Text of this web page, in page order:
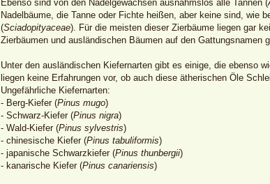
Ebenso sind von den Nadelgewächsen ausnahmslos alle Tannen (
Nadelbäume, die Tanne oder Fichte heißen, aber keine sind, wie
(Sciadopityaceae). Für die meisten dieser Zierbäume liegen gar
Zierbäumen und ausländischen Bäumen auf den Gattungsnamen
Unter den ausländischen Kiefernarten gibt es einige, die ebenso
liegen keine Erfahrungen vor, ob auch diese ätherischen Öle
Ungefährliche Kiefernarten:
- Berg-Kiefer (Pinus mugo)
- Schwarz-Kiefer (Pinus nigra)
- Wald-Kiefer (Pinus sylvestris)
- chinesische Kiefer (Pinus tabuliformis)
- japanische Schwarzkiefer (Pinus thunbergii)
- kanarische Kiefer (Pinus canariensis)